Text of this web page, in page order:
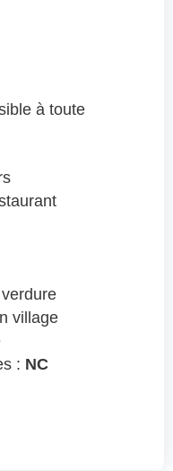
à toute
village
: NC